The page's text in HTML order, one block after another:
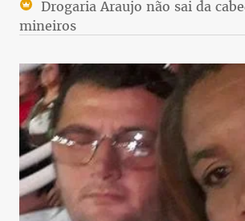
Drogaria Araujo não sai da
mineiros